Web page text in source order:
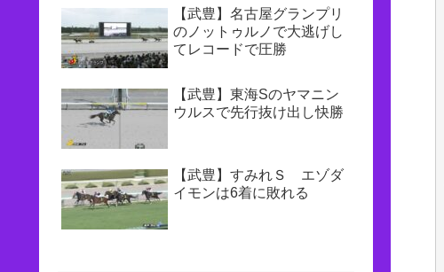
【武豊】名古屋グランプリ
のノットゥルノで大逃げし
てレコードで圧勝
【武豊】東海Sのヤマニン
ウルスで先行抜け出し快勝
【武豊】すみれＳ エゾダ
イモンは6着に敗れる